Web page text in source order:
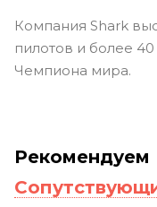
Компания Shark
пилотов и более
Чемпиона мира.
Рекомендуем